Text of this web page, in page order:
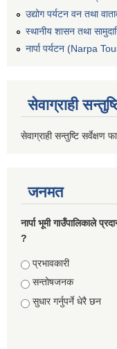
उद्योग पर्यटन वन तथा
स्थानीय शासन तथा
नार्पा पर्यटन (Narpa
सेवाग्राही
सेवाग्राही सन्तुष्टि सर्वेक्षण
जनमत
नार्पा भूमी गाउँपालिकाले
?
Choices
प्रभावकारी
सन्तोषजनक
सुधार गर्नुपर्ने धेरै छन